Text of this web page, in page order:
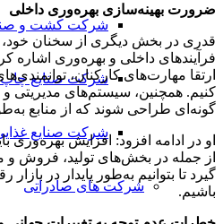
شرکت کشت و
شرکت صنایع چاپ
شرکت صنایع
شرکت های صادراتی
ضرورت بهینه‌سازی بهره‌وری داخلی
قدری در بخش دیگری از سخنان خود،
فرآیندهای داخلی و بهره‌وری اشاره
ارتقا مهارت‌های کارکنان،
کنیم. همچنین، سیستم‌های مدیریتی و
گونه‌ای طراحی شوند که از منابع
او در ادامه افزود: افزایش
از جمله در بخش‌های تولید، فروش و
گیرد تا بتوانیم به‌طور پایدار در
باشیم.